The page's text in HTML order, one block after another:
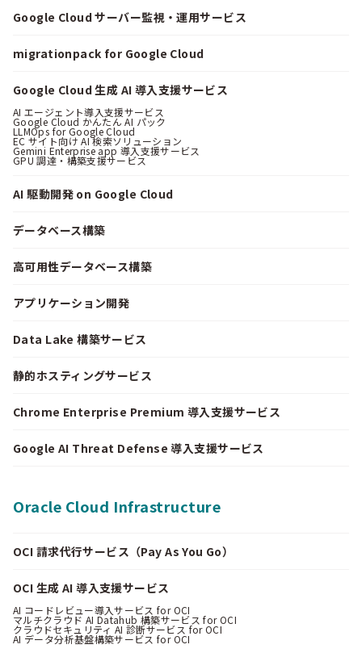
Google Cloud サーバー監視・運用サービス
migrationpack for Google Cloud
Google Cloud 生成 AI 導入支援サービス
AI エージェント導入支援サービス
Google Cloud かんたん AI パック
LLMOps for Google Cloud
EC サイト向け AI 検索ソリューション
Gemini Enterprise app 導入支援サービス
GPU 調達・構築支援サービス
AI 駆動開発 on Google Cloud
データベース構築
高可用性データベース構築
アプリケーション開発
Data Lake 構築サービス
静的ホスティングサービス
Chrome Enterprise Premium 導入支援サービス
Google AI Threat Defense 導入支援サービス
Oracle Cloud Infrastructure
OCI 請求代行サービス（Pay As You Go）
OCI 生成 AI 導入支援サービス
AI コードレビュー導入サービス for OCI
マルチクラウド AI Datahub 構築サービス for OCI
クラウドセキュリティ AI 診断サービス for OCI
AI データ分析基盤構築サービス for OCI